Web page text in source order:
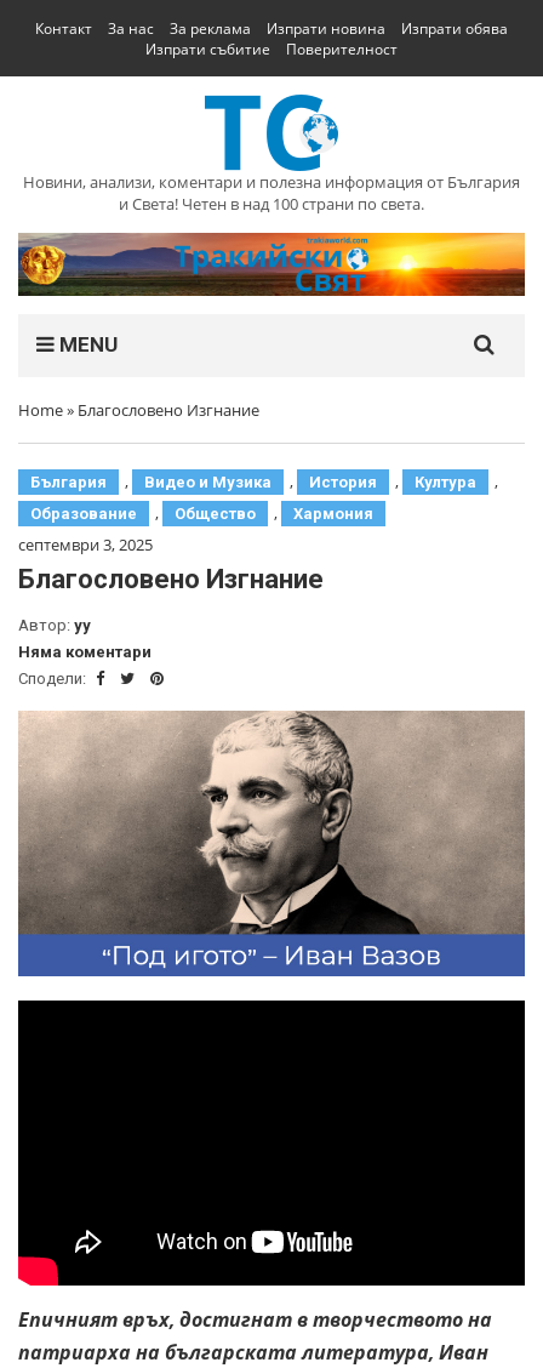
Контакт За нас За реклама Изпрати новина
Изпрати обява
Изпрати събитие
Поверителност
Новини, анализи, коментари и полезна информация от България
и Света! Четен в над 100 страни по света.
MENU
Home» Благословено Изгнание
България , Видео и Музика , История , Култура ,
Образование , Общество , Хармония
септември 3, 2025
Благословено Изгнание
Автор: yy
Няма коментари
Сподели:
Епичният връх, достигнат в творчеството на
патриарха на българската литература, Иван